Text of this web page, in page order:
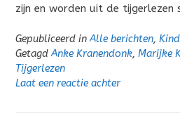
zijn en worden uit de tijgerlezen
Gepubliceerd inAlle berichten,
GetagdAnke Kranendonk, Marijke
Tijgerlezen
Laat een reactie achter